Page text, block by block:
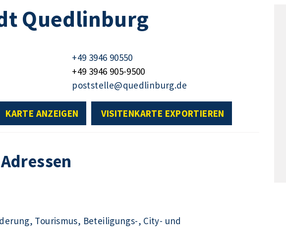
Quedlinburg
+49 3946 90550
+49 3946 905-9500
poststelle@quedlinburg.de
KARTE ANZEIGEN VISITENKARTE EXPORTIEREN
Tourismus, Beteiligungs-, City- und